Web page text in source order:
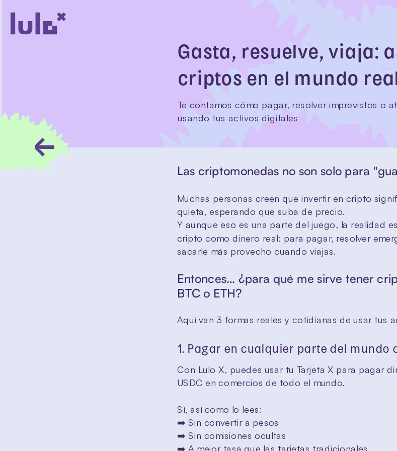
Gasta, resuelve, viaja:
criptos en el mundo
Te contamos cómo pagar, resolver imprevistos o
usando tus activos digitales
Las criptomonedas no son solo para
Muchas personas creen que invertir en cripto
quieta, esperando que suba de precio.
Y aunque eso es una parte del juego, la realidad
cripto como dinero real: para pagar, resolver
sacarle más provecho cuando viajas.
Entonces… ¿para qué me sirve tener
BTC o ETH?
Aquí van 3 formas reales y cotidianas de usar tus
1. Pagar en cualquier parte del mundo
Con Lulo X, puedes usar tu Tarjeta X para pagar
USDC en comercios de todo el mundo.
Sí, así como lo lees:
➡️ Sin convertir a pesos
➡️ Sin comisiones ocultas
➡️ A mejor tasa que las tarjetas tradicionales